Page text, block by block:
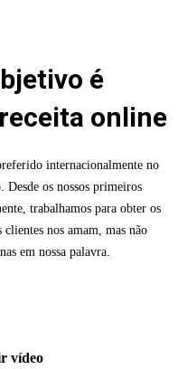
é
online
internacionalmente no
Desde os nossos primeiros
trabalhamos para obter os
clientes nos amam, mas não
em nossa palavra.
vídeo